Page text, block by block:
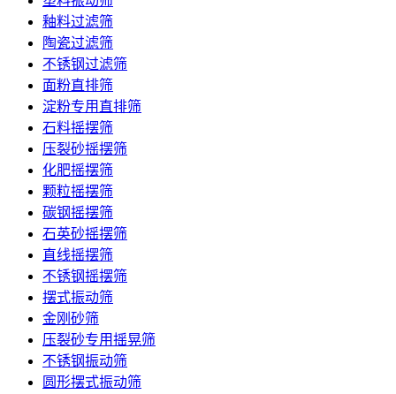
釉料过滤筛
陶瓷过滤筛
不锈钢过滤筛
面粉直排筛
淀粉专用直排筛
石料摇摆筛
压裂砂摇摆筛
化肥摇摆筛
颗粒摇摆筛
碳钢摇摆筛
石英砂摇摆筛
直线摇摆筛
不锈钢摇摆筛
摆式振动筛
金刚砂筛
压裂砂专用摇晃筛
不锈钢振动筛
圆形摆式振动筛